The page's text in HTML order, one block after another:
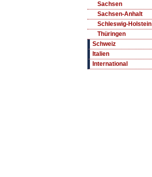
Sachsen
Sachsen-Anhalt
Schleswig-Holstein
Thüringen
Schweiz
Italien
International